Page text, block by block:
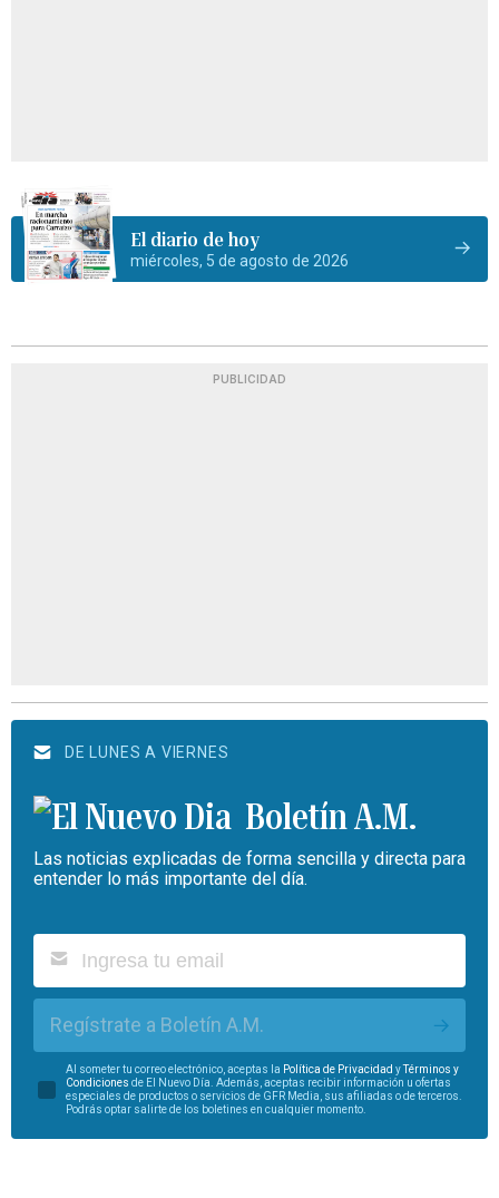
El diario de hoy
miércoles, 5 de agosto de 2026
PUBLICIDAD
DE LUNES A VIERNES
Boletín A.M.
Las noticias explicadas de forma sencilla y directa para
entender lo más importante del día.
Regístrate a Boletín A.M.
Al someter tu correo electrónico, aceptas la Política de Privacidad yTérminos y
Condiciones de El Nuevo Día. Además, aceptas recibir información u ofertas
especiales de productos o servicios de GFR Media, sus afiliadas o de terceros.
Podrás optar salirte de los boletines en cualquier momento.